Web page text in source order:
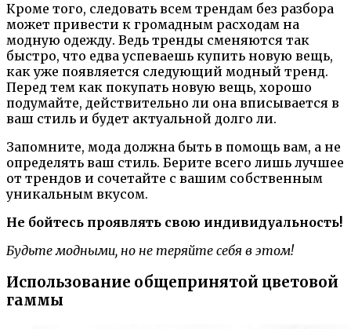
Кроме того, следовать всем трендам без разбора
может привести к громадным расходам на
модную одежду. Ведь тренды сменяются так
быстро, что едва успеваешь купить новую вещь,
как уже появляется следующий модный тренд.
Перед тем как покупать новую вещь, хорошо
подумайте, действительно ли она вписывается в
ваш стиль и будет актуальной долго ли.
Запомните, мода должна быть в помощь вам, а не
определять ваш стиль. Берите всего лишь лучшее
от трендов и сочетайте с вашим собственным
уникальным вкусом.
Не бойтесь проявлять свою индивидуальность!
Будьте модными, но не теряйте себя в этом!
Использование общепринятой цветовой
гаммы